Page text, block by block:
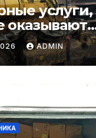
услуги,
оказывают
в
ADMIN